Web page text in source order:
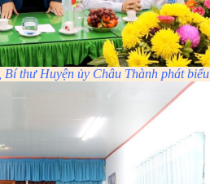
thư Huyện ủy Châu Thành phát biểu